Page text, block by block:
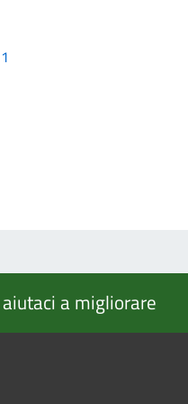
a migliorare